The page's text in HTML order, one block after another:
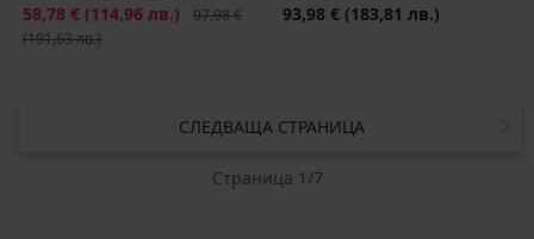
Намаление
58,78 € (114,96 лв.) Първоначална цена
97,98 €
(191,63 лв.)
93,98 € (183,81 лв.)
СЛЕДВАЩА СТРАНИЦА
Страница 1/7